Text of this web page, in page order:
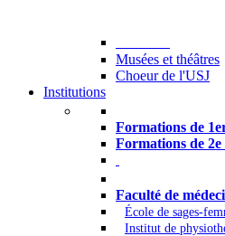
Musées et théâtres
Choeur de l'USJ
Institutions
Formations de
Formations de 2e
Faculté de
École de sages-
Institut de